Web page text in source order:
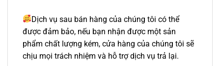
Dịch vụ sau bán hàng của chúng tôi có thể
được đảm bảo, nếu bạn nhận được một sản
phẩm chất lượng kém, cửa hàng của chúng tôi sẽ
chịu mọi trách nhiệm và hỗ trợ dịch vụ trả lại.